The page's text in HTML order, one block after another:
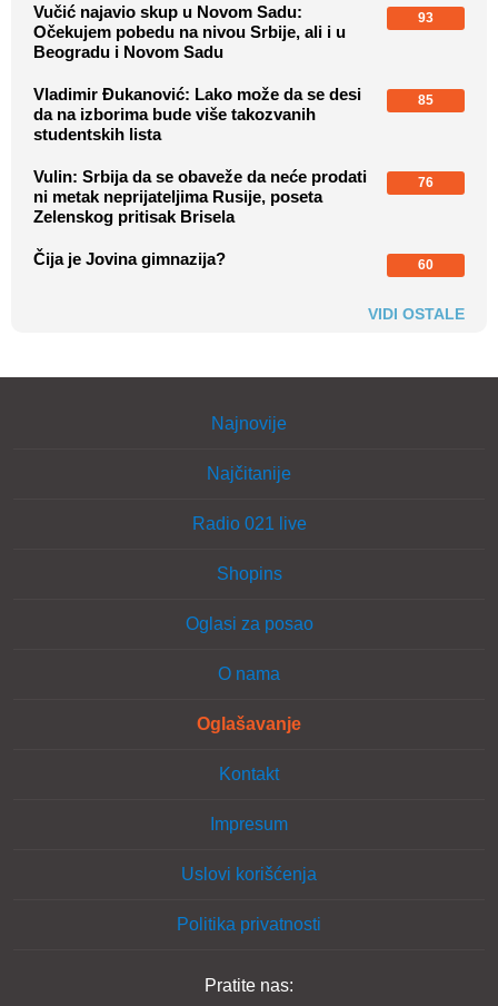
Vučić najavio skup u Novom Sadu:
Očekujem pobedu na nivou Srbije, ali i u
Beogradu i Novom Sadu
93
Vladimir Đukanović: Lako može da se desi
da na izborima bude više takozvanih
studentskih lista
85
Vulin: Srbija da se obaveže da neće prodati
ni metak neprijateljima Rusije, poseta
Zelenskog pritisak Brisela
76
Čija je Jovina gimnazija? 60
VIDI OSTALE
Najnovije
Najčitanije
Radio 021 live
Shopins
Oglasi za posao
O nama
Oglašavanje
Kontakt
Impresum
Uslovi korišćenja
Politika privatnosti
Pratite nas: